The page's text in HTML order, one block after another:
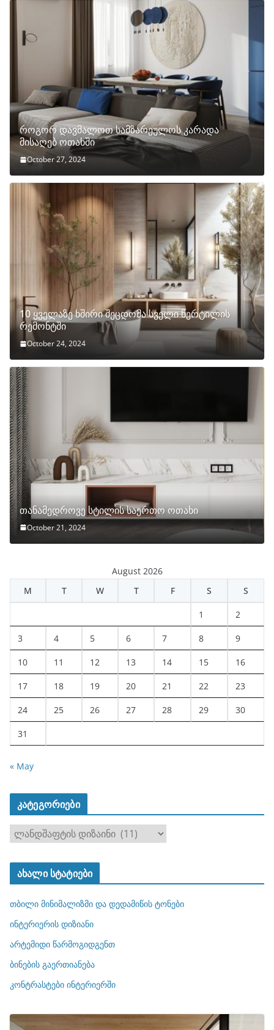
როგორ დავმალოთ სამზარეულოს კარადა
მისაღებ ოთახში
October 27, 2024
10 ყველაზე ხშირი შეცდომა სველი წერტილის
რემონტში
October 24, 2024
თანამედროვე სტილის საერთო ოთახი
October 21, 2024
August 2026
M
T W T F S S
1 2
3 4 5 6 7 8 9
10 11 12 13 14 15 16
17 18 19 20 21 22 23
24 25 26 27 28 29 30
31
« May
კატეგორიები
ა
ტ
ო
რ
ბ
ი
ახალი სტატიები
თბილი მინიმალიზმი და დედამიწის ტონები
ინტერიერის დიზიანი
არტემიდი წარმოგიდგენთ
ბინების გაერთიანება
კონტრასტები ინტერიერში